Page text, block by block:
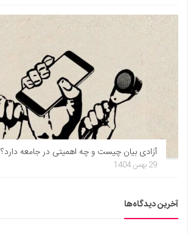
آزادی بیان چیست و چه اهمیتی در جامعه دارد؟
29 بهمن 1404
آخرین دیدگاه‌ها